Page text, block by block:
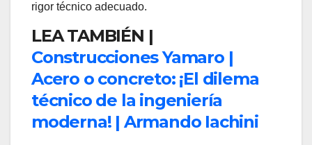
rigor técnico adecuado.
LEA TAMBIÉN |
Construcciones Yamaro |
Acero o concreto: ¡El dilema
técnico de la ingeniería
moderna! | Armando Iachini